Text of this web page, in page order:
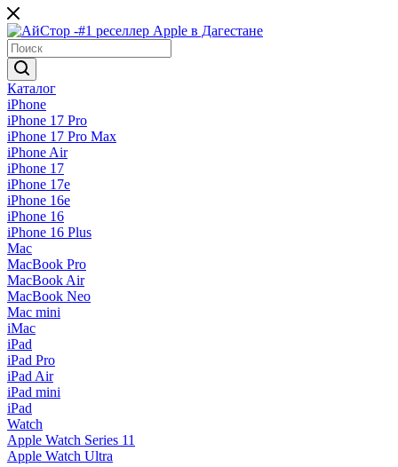
Каталог
iPhone
iPhone 17 Pro
iPhone 17 Pro Max
iPhone Air
iPhone 17
iPhone 17e
iPhone 16e
iPhone 16
iPhone 16 Plus
Mac
MacBook Pro
MacBook Air
MacBook Neo
Mac mini
iMac
iPad
iPad Pro
iPad Air
iPad mini
iPad
Watch
Apple Watch Series 11
Apple Watch Ultra